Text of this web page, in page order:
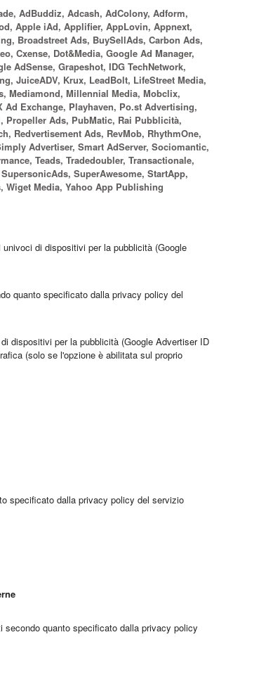
AdBuddiz, Adcash, AdColony, Adform,
Apple iAd, Applifier, AppLovin, Appnext,
Broadstreet Ads, BuySellAds, Carbon Ads,
Cxense, Dot&Media, Google Ad Manager,
AdSense, Grapeshot, IDG TechNetwork,
JuiceADV, Krux, LeadBolt, LifeStreet Media,
Mediamond, Millennial Media, Mobclix,
Exchange, Playhaven, Po.st Advertising,
Propeller Ads, PubMatic, Rai Pubblicità,
Redvertisement Ads, RevMob, RhythmOne,
Advertiser, Smart AdServer, Sociomantic,
Teads, Tradedoubler, Transactionale,
SuperAwesome, StartApp,
Media, Yahoo App Publishing
di dispositivi per la pubblicità (Google
quanto specificato dalla privacy policy del
dispositivi per la pubblicità (Google Advertiser ID
(solo se l'opzione è abilitata sul proprio
specificato dalla privacy policy del servizio
quanto specificato dalla privacy policy